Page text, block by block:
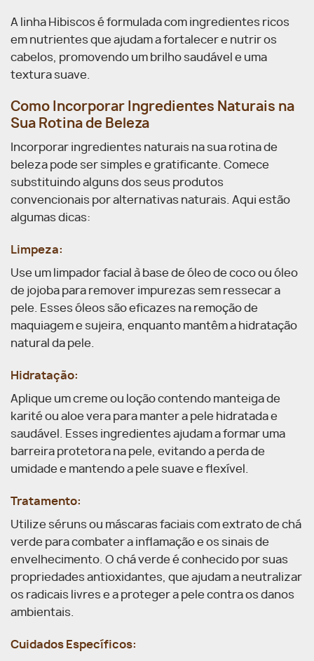
A linha Hibiscos é formulada com ingredientes ricos
em nutrientes que ajudam a fortalecer e nutrir os
cabelos, promovendo um brilho saudável e uma
textura suave.
Como Incorporar Ingredientes Naturais na
Sua Rotina de Beleza
Incorporar ingredientes naturais na sua rotina de
beleza pode ser simples e gratificante. Comece
substituindo alguns dos seus produtos
convencionais por alternativas naturais. Aqui estão
algumas dicas:
Limpeza:
Use um limpador facial à base de óleo de coco ou óleo
de jojoba para remover impurezas sem ressecar a
pele. Esses óleos são eficazes na remoção de
maquiagem e sujeira, enquanto mantêm a hidratação
natural da pele.
Hidratação:
Aplique um creme ou loção contendo manteiga de
karité ou aloe vera para manter a pele hidratada e
saudável. Esses ingredientes ajudam a formar uma
barreira protetora na pele, evitando a perda de
umidade e mantendo a pele suave e flexível.
Tratamento:
Utilize séruns ou máscaras faciais com extrato de chá
verde para combater a inflamação e os sinais de
envelhecimento. O chá verde é conhecido por suas
propriedades antioxidantes, que ajudam a neutralizar
os radicais livres e a proteger a pele contra os danos
ambientais.
Cuidados Específicos: